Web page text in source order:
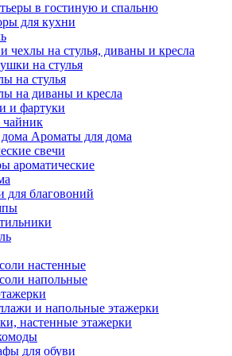
в гостиную и спальню
для кухни
чехлы на стулья, диваны и кресла
на стулья
на стулья
на диваны и кресла
и фартуки
чайник
Ароматы для дома
свечи
ароматические
для благовоний
настенные
напольные
и напольные этажерки
настенные этажерки
для обуви